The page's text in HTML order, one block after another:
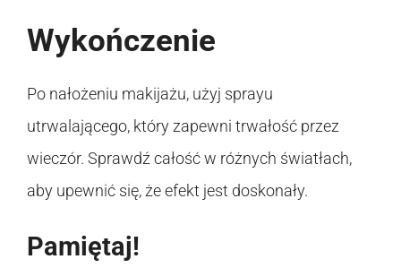
Wykończenie
Po nałożeniu makijażu, użyj sprayu
utrwalającego, który zapewni trwałość przez
wieczór. Sprawdź całość w różnych światłach,
aby upewnić się, że efekt jest doskonały.
Pamiętaj!